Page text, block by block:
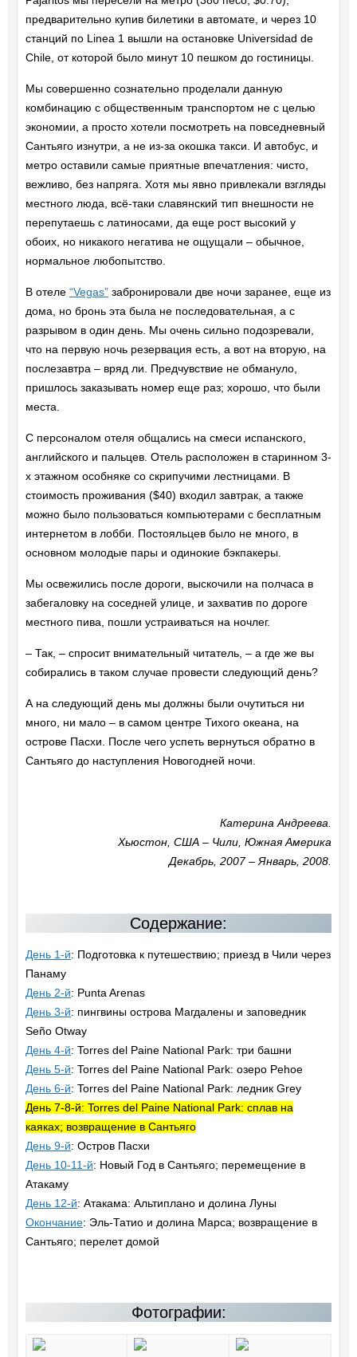
предварительно купив билетики в автомате, и через 10
станций по Linea 1 вышли на остановке Universidad de
Chile, от которой было минут 10 пешком до гостиницы.
Мы совершенно сознательно проделали данную
комбинацию с общественным транспортом не с целью
экономии, а просто хотели посмотреть на повседневный
Сантьяго изнутри, а не из-за окошка такси. И автобус, и
метро оставили самые приятные впечатления: чисто,
вежливо, без напряга. Хотя мы явно привлекали взгляды
местного люда, всё-таки славянский тип внешности не
перепутаешь с латиносами, да еще рост высокий у
обоих, но никакого негатива не ощущали – обычное,
нормальное любопытство.
В отеле “Vegas”забронировали две ночи заранее, еще из
дома, но бронь эта была не последовательная, а с
разрывом в один день. Мы очень сильно подозревали,
что на первую ночь резервация есть, а вот на вторую, на
послезавтра – вряд ли. Предчувствие не обмануло,
пришлось заказывать номер еще раз; хорошо, что были
места.
С персоналом отеля общались на смеси испанского,
английского и пальцев. Отель расположен в старинном 3-
х этажном особняке со скрипучими лестницами. В
стоимость проживания ($40) входил завтрак, а также
можно было пользоваться компьютерами с бесплатным
интернетом в лобби. Постояльцев было не много, в
основном молодые пары и одинокие бэкпакеры.
Мы освежились после дороги, выскочили на полчаса в
забегаловку на соседней улице, и захватив по дороге
местного пива, пошли устраиваться на ночлег.
– Так, – спросит внимательный читатель, – а где же вы
собирались в таком случае провести следующий день?
А на следующий день мы должны были очутиться ни
много, ни мало – в самом центре Тихого океана, на
острове Пасхи. После чего успеть вернуться обратно в
Сантьяго до наступления Новогодней ночи.
Катерина Андреева.
Хьюстон, США – Чили, Южная Америка
Декабрь, 2007 – Январь, 2008.
Содержание:
День 1-й: Подготовка к путешествию; приезд в Чили через
Панаму
День 2-й: Punta Arenas
День 3-й: пингвины острова Магдалены и заповедник
Seño Otway
День 4-й: Torres del Paine National Park: три башни
День 5-й: Torres del Paine National Park: озеро Pehoe
День 6-й: Torres del Paine National Park: ледник Grey
День 7-8-й: Torres del Paine National Park: сплав на
каяках; возвращение в Сантьяго
День 9-й: Остров Пасхи
День 10-11-й: Новый Год в Сантьяго; перемещение в
Атакаму
День 12-й: Атакама: Альтиплано и долина Луны
Окончание: Эль-Татио и долина Марса; возвращение в
Сантьяго; перелет домой
Фотографии: